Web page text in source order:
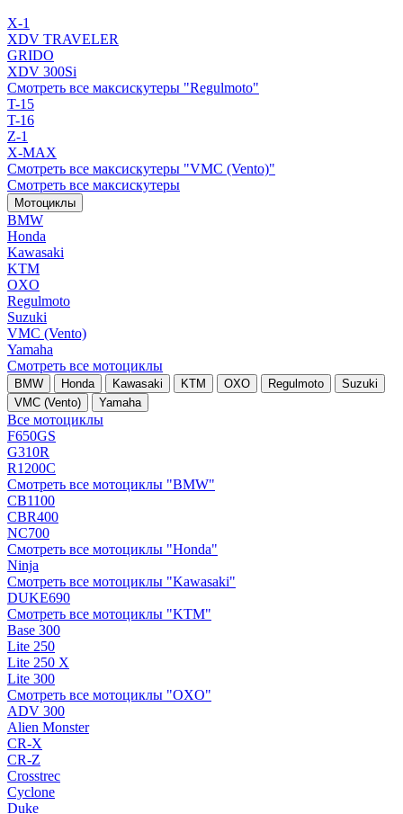
X-1
XDV TRAVELER
GRIDO
XDV 300Si
Смотреть все максискутеры "Regulmoto"
T-15
T-16
Z-1
X-MAX
Смотреть все максискутеры "VMC (Vento)"
Смотреть все максискутеры
Мотоциклы
BMW
Honda
Kawasaki
KTM
OXO
Regulmoto
Suzuki
VMC (Vento)
Yamaha
Смотреть все мотоциклы
BMW Honda Kawasaki KTM OXO Regulmoto
Suzuki
VMC (Vento)
Yamaha
Все мотоциклы
F650GS
G310R
R1200C
Смотреть все мотоциклы "BMW"
CB1100
CBR400
NC700
Смотреть все мотоциклы "Honda"
Ninja
Смотреть все мотоциклы "Kawasaki"
DUKE690
Смотреть все мотоциклы "KTM"
Base 300
Lite 250
Lite 250 X
Lite 300
Смотреть все мотоциклы "OXO"
ADV 300
Alien Monster
CR-X
CR-Z
Crosstrec
Cyclone
Duke